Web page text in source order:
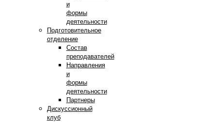
и
формы
деятельности
Подготовительное
отделение
Состав
преподавателей
Направления
и
формы
деятельности
Партнеры
Дискуссионный
клуб